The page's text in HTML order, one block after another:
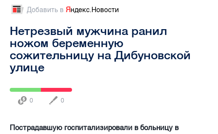
Добавить в Яндекс.Новости
Нетрезвый мужчина ранил
ножом беременную
сожительницу на Дибуновской
улице
0 0
Пострадавшую госпитализировали в больницу в